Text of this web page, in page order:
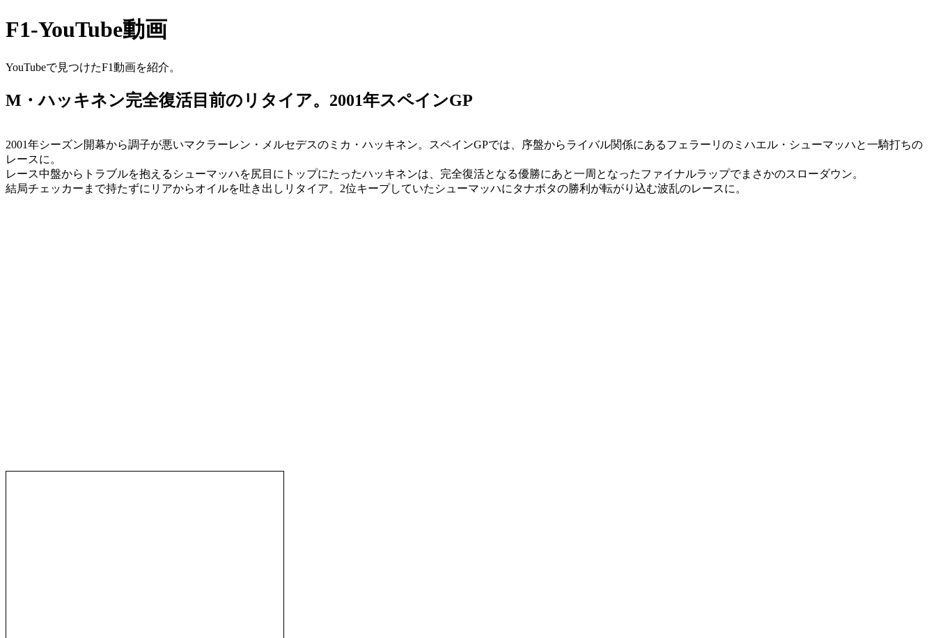
F1-YouTube動画
YouTubeで見つけたF1動画を紹介。
M・ハッキネン完全復活目前のリタイア。2001年スペインGP
2001年シーズン開幕から調子が悪いマクラーレン・メルセデスのミカ・ハッキネン。スペインGPでは、序盤からライバル関係にあるフェラーリのミハエル・シューマッハと一騎打ちの
レースに。
レース中盤からトラブルを抱えるシューマッハを尻目にトップにたったハッキネンは、完全復活となる優勝にあと一周となったファイナルラップでまさかのスローダウン。
結局チェッカーまで持たずにリアからオイルを吐き出しリタイア。2位キープしていたシューマッハにタナボタの勝利が転がり込む波乱のレースに。